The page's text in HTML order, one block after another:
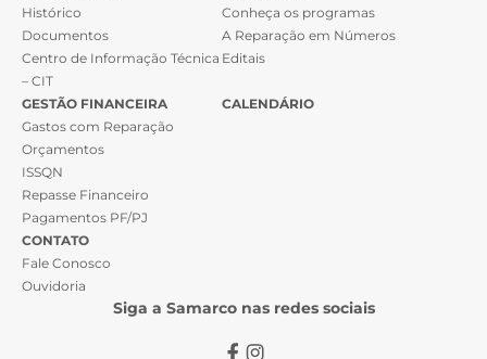
Histórico
Documentos
Centro de Informação Técnica
– CIT
Conheça os programas
A Reparação em Números
Editais
GESTÃO FINANCEIRA
Gastos com Reparação
Orçamentos
ISSQN
Repasse Financeiro
Pagamentos PF/PJ
CALENDÁRIO
CONTATO
Fale Conosco
Ouvidoria
Siga a Samarco nas redes sociais